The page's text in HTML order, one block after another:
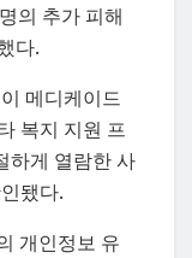
의 추가 피해
다.
메디케이드
복지 지원 프
하게 열람한 사
됐다.
개인정보 유